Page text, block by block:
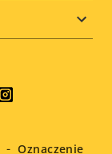
Oznaczenie